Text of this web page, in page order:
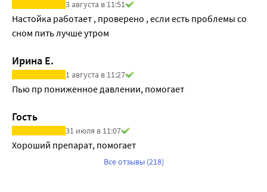
3 августа в 11:51
Настойка работает , проверено , если есть проблемы со
сном пить лучше утром
Ирина Е.
1 августа в 11:27
Пью пр пониженное давлении, помогает
Гость
31 июля в 11:07
Хороший препарат, помогает
Все отзывы (218)